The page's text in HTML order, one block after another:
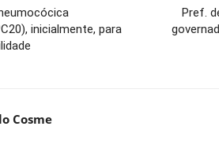
inicialmente, para
Pref.
Cosme